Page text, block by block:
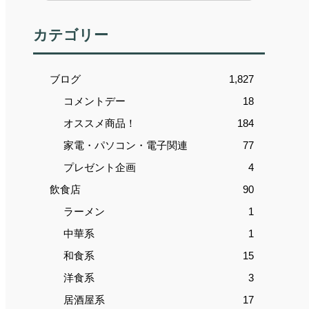
カテゴリー
ブログ
1,827
コメントデー
18
オススメ商品！
184
家電・パソコン・電子関連
77
プレゼント企画
4
飲食店
90
ラーメン
1
中華系
1
和食系
15
洋食系
3
居酒屋系
17